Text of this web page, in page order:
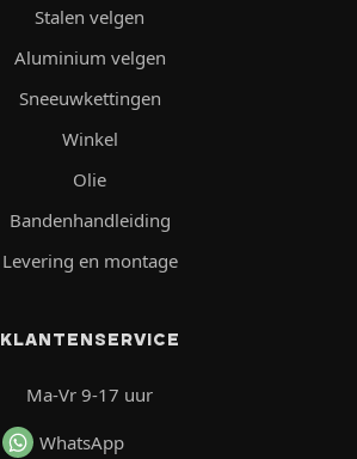
Stalen velgen
Aluminium velgen
Sneeuwkettingen
Winkel
Olie
Bandenhandleiding
Levering en montage
KLANTENSERVICE
Ma-Vr 9-17 uur
WhatsApp